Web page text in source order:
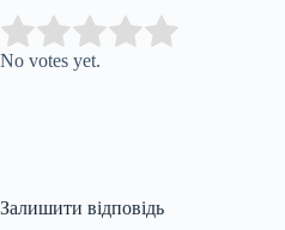
Rate this item:
No votes yet.
Залишити відповідь